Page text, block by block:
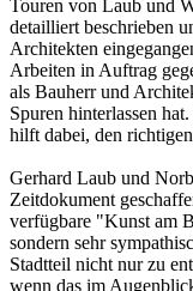
Touren von Laub und
detailliert beschrieben
Architekten
Arbeiten in Auftrag
als Bauherr und
Spuren hinterlassen
hilft dabei, den
Gerhard Laub und
Zeitdokument
verfügbare "Kunst am
sondern sehr
Stadtteil nicht nur zu
wenn das im